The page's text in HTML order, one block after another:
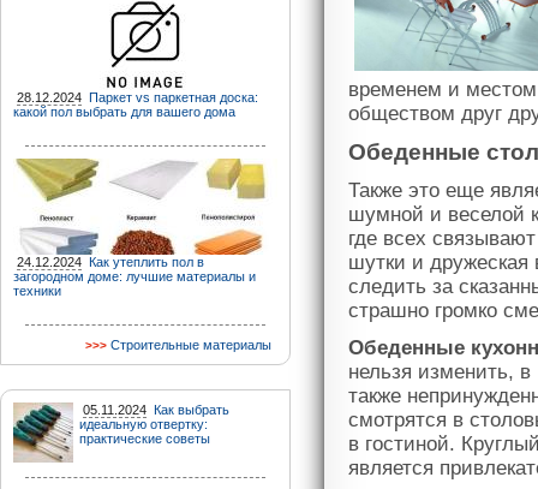
28.12.2024 Паркет vs паркетная доска:
какой пол выбрать для вашего дома
24.12.2024 Как утеплить пол в
загородном доме: лучшие материалы и
техники
Строительные материалы
05.11.2024 Как выбрать
идеальную отвертку:
практические советы
временем и
обществом друг
Обеденные
Также это еще
шумной и веселой
где всех
шутки и
следить за
страшно громко
Обеденные
нельзя изменить,
также
смотрятся в
в гостиной.
является